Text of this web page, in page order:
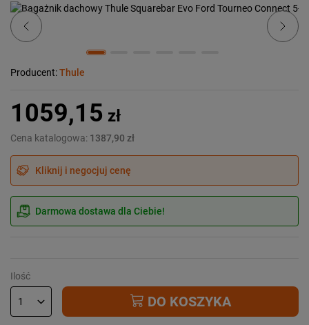
Previous Next
Producent:Thule
1059,15 zł
Cena katalogowa: 1387,90 zł
Kliknij i negocjuj cenę
Darmowa dostawa dla Ciebie!
Ilość
DO KOSZYKA